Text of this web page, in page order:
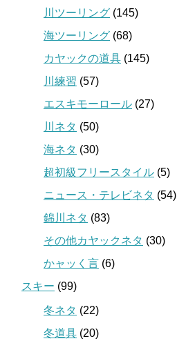
川ツーリング (145)
海ツーリング (68)
カヤックの道具 (145)
川練習 (57)
エスキモーロール (27)
川ネタ (50)
海ネタ (30)
超初級フリースタイル (5)
ニュース・テレビネタ (54)
錦川ネタ (83)
その他カヤックネタ (30)
かャッく言 (6)
スキー (99)
冬ネタ (22)
冬道具 (20)